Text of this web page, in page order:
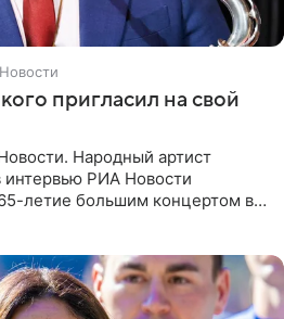
пригласил на свой
Народный артист
интервью РИА Новости
летие большим концертом в